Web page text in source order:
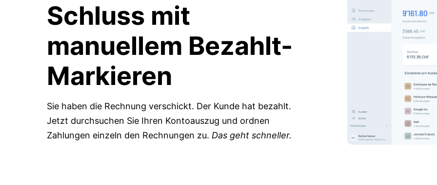
Schluss mit
manuellem Bezahlt-
Markieren
Sie haben die Rechnung verschickt. Der Kunde hat bezahlt.
Jetzt durchsuchen Sie Ihren Kontoauszug und ordnen
Zahlungen einzeln den Rechnungen zu. Das geht schneller.